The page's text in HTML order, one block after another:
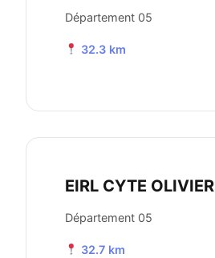
Département 05
32.3 km
EIRL CYTE OLIVIER
Département 05
32.7 km